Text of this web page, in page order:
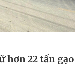
hơn 22 tấn gạo